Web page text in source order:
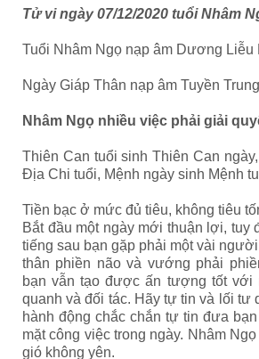
Tử vi ngày 07/12/2020 tuổi Nhâm
Tuổi Nhâm Ngọ nạp âm Dương Liễu
Ngày Giáp Thân nạp âm Tuyền
Nhâm Ngọ nhiều việc phải giải
Thiên Can tuổi sinh Thiên Can
Địa Chi tuổi, Mệnh ngày sinh Mệnh
Tiền bạc ở mức đủ tiêu, không tiêu
Bắt đầu một ngày mới thuận lợi, tuy
tiếng sau bạn gặp phải một vài
thân phiền não và vướng phải
bạn vẫn tạo được ấn tượng tốt với
quanh và đối tác. Hãy tự tin và lối tư
hành động chắc chắn tự tin đưa
mặt công việc trong ngày. Nhâm
gió không yên.